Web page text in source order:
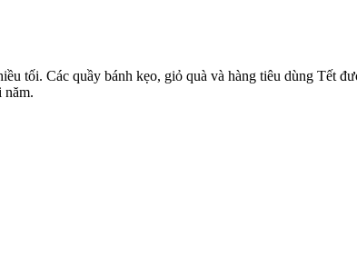
tối. Các quầy bánh kẹo, giỏ quà và hàng tiêu dùng Tết
năm.